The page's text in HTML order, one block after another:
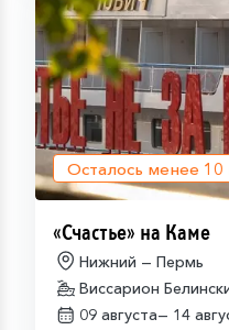
Осталось менее 10
«Счастье» на Каме
Нижний — Пермь
Виссарион
09 августа— 14